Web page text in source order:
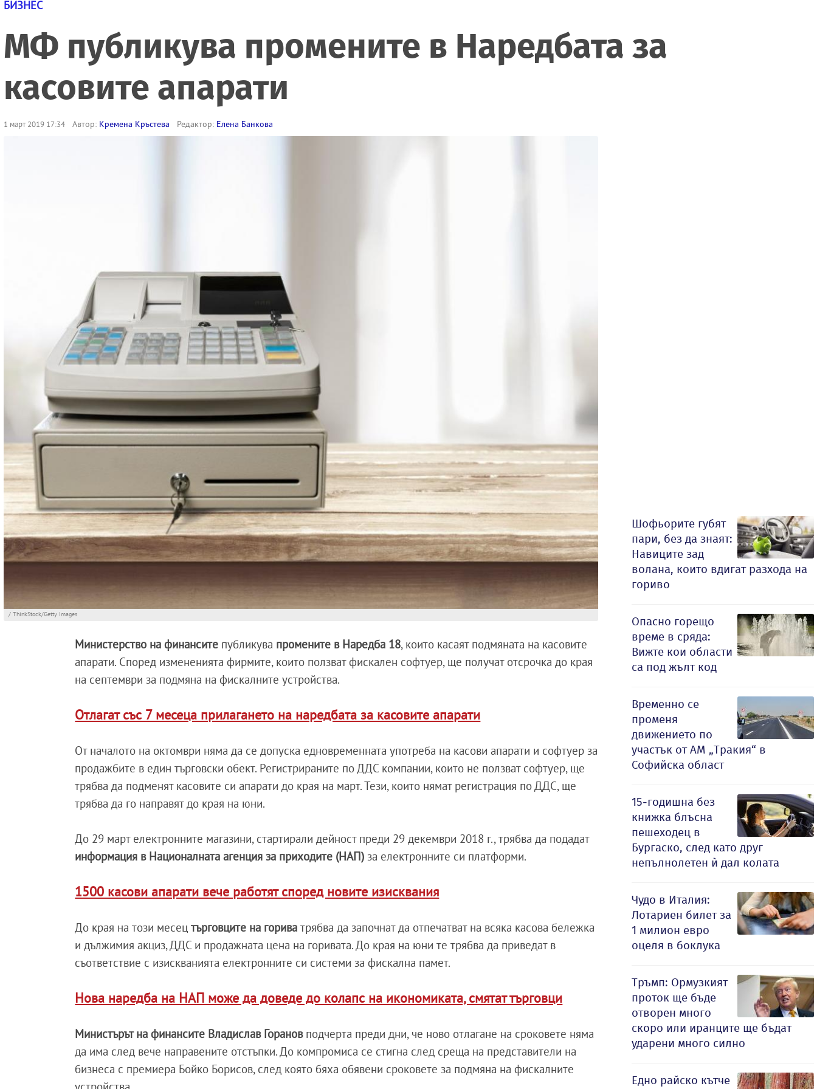
БИЗНЕС
МФ публикува промените в Наредбата за
касовите апарати
1 март 2019 17:34 Автор: Кремена Кръстева Редактор: Елена Банкова
/ ThinkStock/Getty Images
Министерство на финансите публикува промените в Наредба 18, които касаят подмяната на касовите
апарати. Според измененията фирмите, които ползват фискален софтуер, ще получат отсрочка до края
на септември за подмяна на фискалните устройства.
Отлагат със 7 месеца прилагането на наредбата за касовите апарати
От началото на октомври няма да се допуска едновременната употреба на касови апарати и софтуер за
продажбите в един търговски обект. Регистрираните по ДДС компании, които не ползват софтуер, ще
трябва да подменят касовите си апарати до края на март. Тези, които нямат регистрация по ДДС, ще
трябва да го направят до края на юни.
До 29 март електронните магазини, стартирали дейност преди 29 декември 2018 г., трябва да подадат
информация в Националната агенция за приходите (НАП) за електронните си платформи.
1500 касови апарати вече работят според новите изисквания
До края на този месец търговците на гориватрябва да започнат да отпечатват на всяка касова бележка
и дължимия акциз, ДДС и продажната цена на горивата. До края на юни те трябва да приведат в
съответствие с изискванията електронните си системи за фискална памет.
Нова наредба на НАП може да доведе до колапс на икономиката, смятат търговци
Министърът на финансите Владислав Горанов подчерта преди дни, че ново отлагане на сроковете няма
да има след вече направените отстъпки. До компромиса се стигна след среща на представители на
бизнеса с премиера Бойко Борисов, след която бяха обявени сроковете за подмяна на фискалните
Шофьорите губят
пари, без да знаят:
Навиците зад
волана, които вдигат разхода на
гориво
Опасно горещо
време в сряда:
Вижте кои области
са под жълт код
Временно се
променя
движението по
участък от АМ „Тракия“ в
Софийска област
15-годишна без
книжка блъсна
пешеходец в
Бургаско, след като друг
непълнолетен ѝ дал колата
Чудо в Италия:
Лотариен билет за
1 милион евро
оцеля в боклука
Тръмп: Ормузкият
проток ще бъде
отворен много
скоро или иранците ще бъдат
ударени много силно
Едно райско кътче